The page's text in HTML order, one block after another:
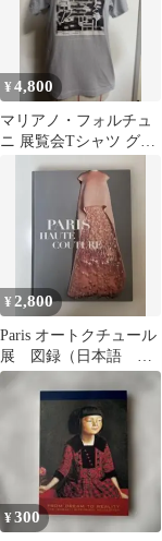
¥4,800
マリアノ・フォルチュ
ニ 展覧会Tシャツ グレ
¥2,800
Paris オートクチュール
展 図録（日本語 英
語）
¥300